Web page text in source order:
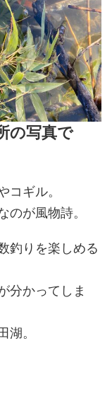
の写真で
コギル。
のが風物詩。
釣りを楽しめる
分かってしま
湖。